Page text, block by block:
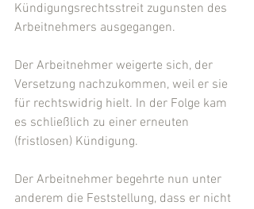
Kündigungsrechtsstreit zugunsten des
Arbeitnehmers ausgegangen.
Der Arbeitnehmer weigerte sich, der
Versetzung nachzukommen, weil er sie
für rechtswidrig hielt. In der Folge kam
es schließlich zu einer erneuten
(fristlosen) Kündigung.
Der Arbeitnehmer begehrte nun unter
anderem die Feststellung, dass er nicht